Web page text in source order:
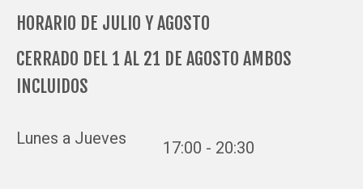
HORARIO DE JULIO Y AGOSTO
CERRADO DEL 1 AL 21 DE AGOSTO AMBOS
INCLUIDOS
Lunes a Jueves 17:00 - 20:30